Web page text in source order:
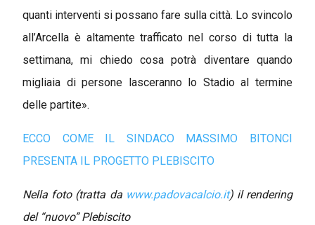
quanti interventi si possano fare sulla città. Lo svincolo
all’Arcella è altamente trafficato nel corso di tutta la
settimana, mi chiedo cosa potrà diventare quando
migliaia di persone lasceranno lo Stadio al termine
delle partite».
ECCO COME IL SINDACO MASSIMO BITONCI
PRESENTA IL PROGETTO PLEBISCITO
Nella foto (tratta da www.padovacalcio.it) il rendering
del “nuovo” Plebiscito